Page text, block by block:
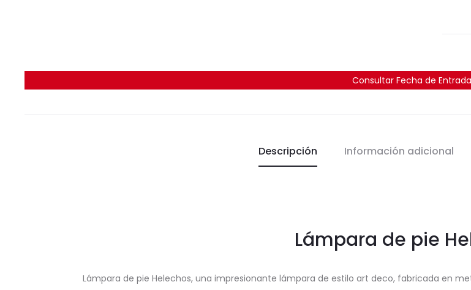
Consultar Fecha de Entrada
Descripción Información adicional
Lámpara de pie
Lámpara de pie Helechos, una impresionante lámpara de estilo art deco, fabricada en